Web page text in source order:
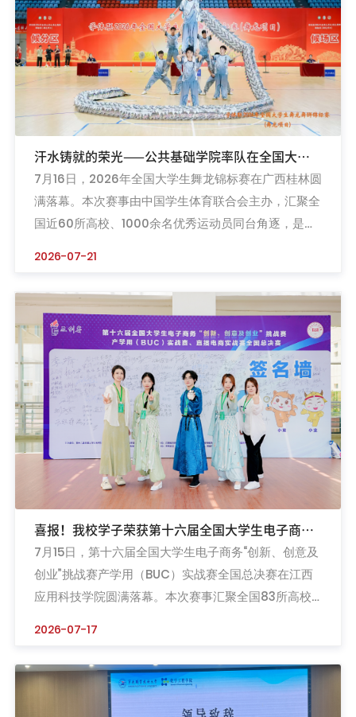
汗水铸就的荣光——公共基础学院率队在全国大学
生舞龙锦标赛中斩获佳绩
7月16日，2026年全国大学生舞龙锦标赛在广西桂林圆
满落幕。本次赛事由中国学生体育联合会主办，汇聚全
国近60所高校、1000余名优秀运动员同台角逐，是全
异成绩。本次参赛队员均为零基础学子，赛前无任何舞
龙专项训练经历。怀揣对中华传统体育文化的热爱，队
员们合理平衡学业与训练，主动放弃课余及节假日时间
全身心投入集训。从...
2026-07-21
喜报！我校学子荣获第十六届全国大学生电子商
务“创新、创意及创业”挑战赛产学用（BUC）实
战赛一等奖
7月15日，第十六届全国大学生电子商务“创新、创意及
创业”挑战赛产学用（BUC）实战赛全国总决赛在江西
应用科技学院圆满落幕。本次赛事汇聚全国83所高校
老师指导的“云织锦绣——数智共创杭罗服饰焕新非遗营
销新手段”项目，凭借清晰的创新理念、完善的项目体
系与贴合市场的落地方案，成功斩获全国一等奖，实现
2026-07-17